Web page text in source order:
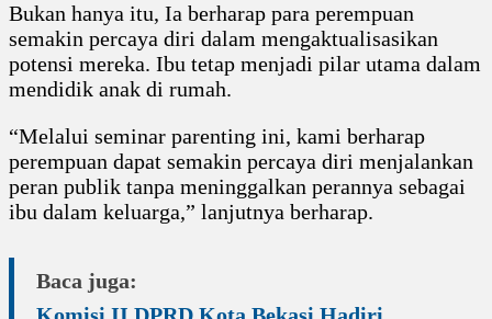
Bukan hanya itu, Ia berharap para perempuan
semakin percaya diri dalam mengaktualisasikan
potensi mereka. Ibu tetap menjadi pilar utama dalam
mendidik anak di rumah.
“Melalui seminar parenting ini, kami berharap
perempuan dapat semakin percaya diri menjalankan
peran publik tanpa meninggalkan perannya sebagai
ibu dalam keluarga,” lanjutnya berharap.
Baca juga: